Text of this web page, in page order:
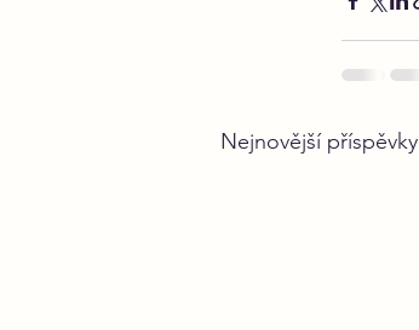
Nejnovější příspěvky